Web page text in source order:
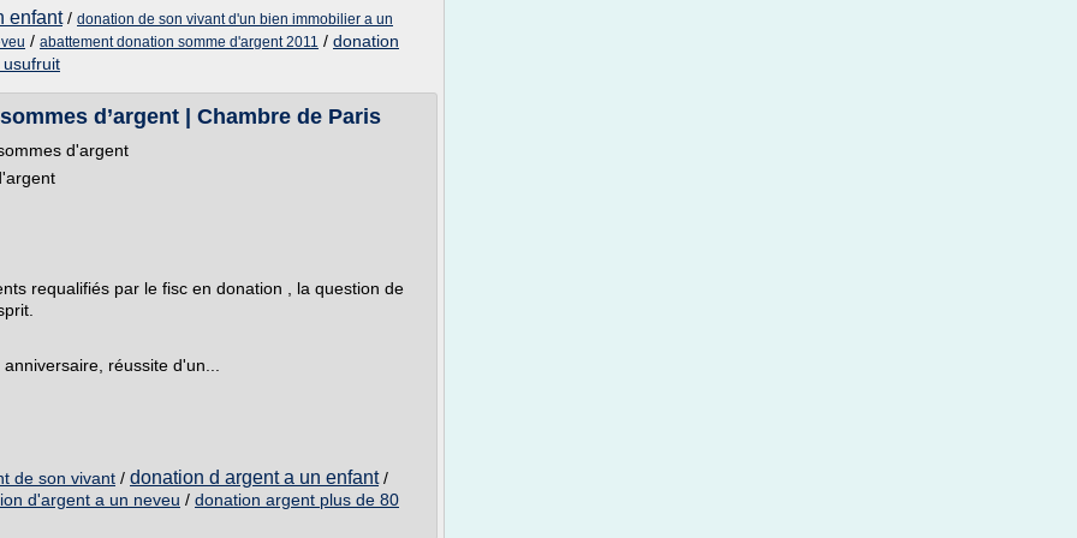
enfant/ donation de son vivant d'un bien immobilier a un
/ abattement donation somme d'argent 2011 / donation
d’argent | Chambre de Paris
d'argent
requalifiés par le fisc en donation , la question de
réussite d'un...
de son vivant / donation d argent a un enfant/
d'argent a un neveu / donation argent plus de 80